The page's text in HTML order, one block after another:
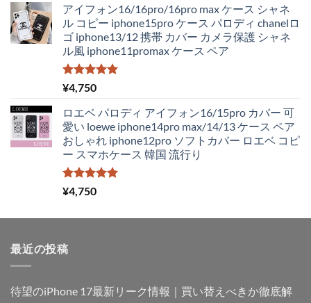
アイフォン16/16pro/16pro max ケース シャネ
ル コピー iphone15pro ケース パロディ chanelロ
ゴ iphone13/12 携帯 カバー カメラ保護 シャネ
ル風 iphone11promax ケース ペア
5段階中
5.00
¥4,750
ロエベ パロディ アイフォン16/15pro カバー 可
愛い loewe iphone14pro max/14/13 ケース ペア
おしゃれ iphone12pro ソフトカバー ロエベ コピ
ー スマホケース 韓国 流行り
5段階中
5.00
¥4,750
最近の投稿
待望のiPhone 17最新リーク情報｜買い替えべきか徹底解